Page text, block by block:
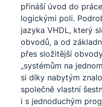
přináší úvod do
logickými poli.
jazyka VHDL, který
obvodů, a od
přes složitější
„systémům na
si díky nabytým
společně vlastní
i s jednoduchým